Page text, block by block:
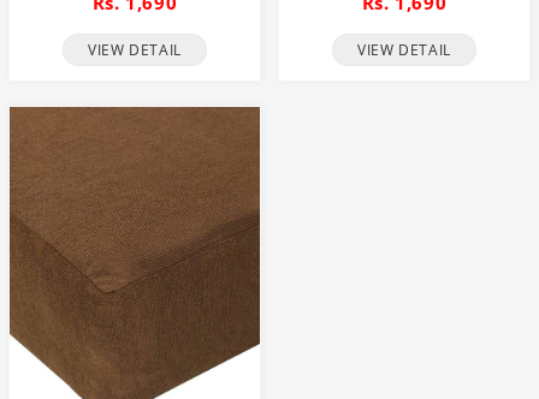
VIEW DETAIL
(COVER) PROTECTOR -
DARK BLUE
VIEW DETAIL